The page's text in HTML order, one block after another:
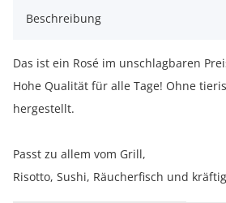
Beschreibung
Das ist ein Rosé im unschlagbaren
Hohe Qualität für alle Tage! Ohne
hergestellt.
Passt zu allem vom Grill,
Risotto, Sushi, Räucherfisch und